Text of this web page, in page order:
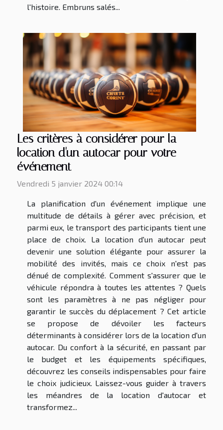
l'histoire. Embruns salés...
Les critères à considérer pour la
location d'un autocar pour votre
événement
Vendredi 5 janvier 2024 00:14
La planification d'un événement implique une
multitude de détails à gérer avec précision, et
parmi eux, le transport des participants tient une
place de choix. La location d'un autocar peut
devenir une solution élégante pour assurer la
mobilité des invités, mais ce choix n'est pas
dénué de complexité. Comment s'assurer que le
véhicule répondra à toutes les attentes ? Quels
sont les paramètres à ne pas négliger pour
garantir le succès du déplacement ? Cet article
se propose de dévoiler les facteurs
déterminants à considérer lors de la location d'un
autocar. Du confort à la sécurité, en passant par
le budget et les équipements spécifiques,
découvrez les conseils indispensables pour faire
le choix judicieux. Laissez-vous guider à travers
les méandres de la location d'autocar et
transformez...